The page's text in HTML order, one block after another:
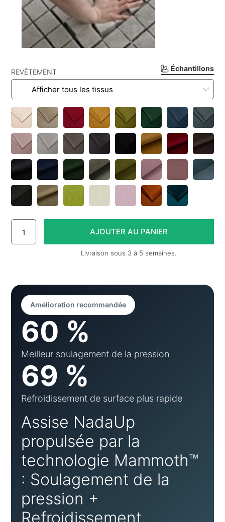
Échantillons
REVÊTEMENT
Livraison sous 3 à 5 semaines.
Amélioration recommandée
60 %
Meilleur soulagement de la pression
69 %
Refroidissement de surface plus rapide
Assise NadaUp
propulsée par la
technologie Mammoth™
: Soulagement de la
pression +
Refroidissement